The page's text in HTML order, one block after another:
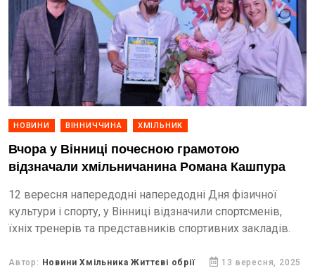
НОВИНИ ВІННИЧЧИНА ХМІЛЬНИК
Вчора у Вінниці почесною грамотою
відзначали хмільничанина Романа Кашпура
12 вересня напередодні напередодні Дня фізичної
культури і спорту, у Вінниці відзначили спортсменів,
їхніх тренерів та представників спортивних закладів.
Автор: Новини Хмільника Життєві обрії 13 вересня, 2025